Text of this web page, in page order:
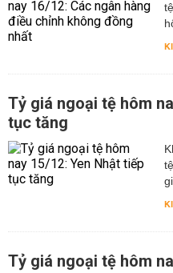
Tỷ giá ngoại tệ hôm
tục tăng
Tỷ giá ngoại tệ hôm